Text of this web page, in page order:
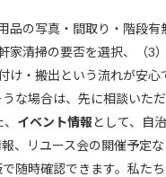
品の写真・間取り・階段有
家清掃の要否を選択、（3
け・搬出という流れが安心
な場合は、先に相談いた
イベント情報として、自
、リユース会の開催予定
随時確認できます。私た